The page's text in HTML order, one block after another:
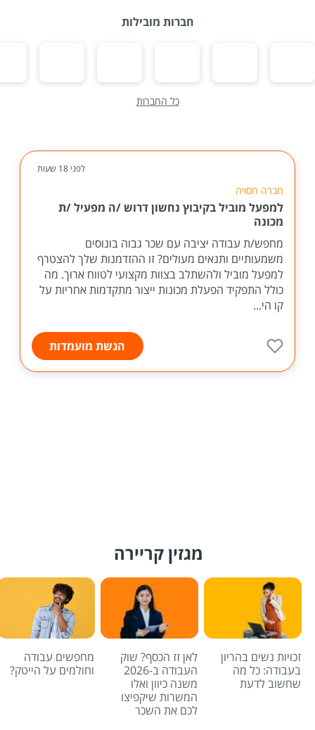
חברות מובילות
כל החברות
לפני 18 שעות
חברה חסויה
למפעל מוביל בקיבוץ נחשון דרוש /ה מפעיל /ת
מכונה
מחפש/ת עבודה יציבה עם שכר גבוה בונוסים
משמעותיים ותנאים מעולים? זו ההזדמנות שלך להצטרף
למפעל מוביל ולהשתלב בצוות מקצועי לטווח ארוך. מה
כולל התפקיד הפעלת מכונות ייצור מתקדמות אחריות על
קו הי...
הגשת מועמדות
מגזין קריירה
זכויות נשים בהריון
בעבודה: כל מה
שחשוב לדעת
לאן זז הכסף? שוק
העבודה ב-2026
משנה כיוון ואלו
המשרות שיקפיצו
לכם את השכר
מחפשים עבודה
וחולמים על הייטק?